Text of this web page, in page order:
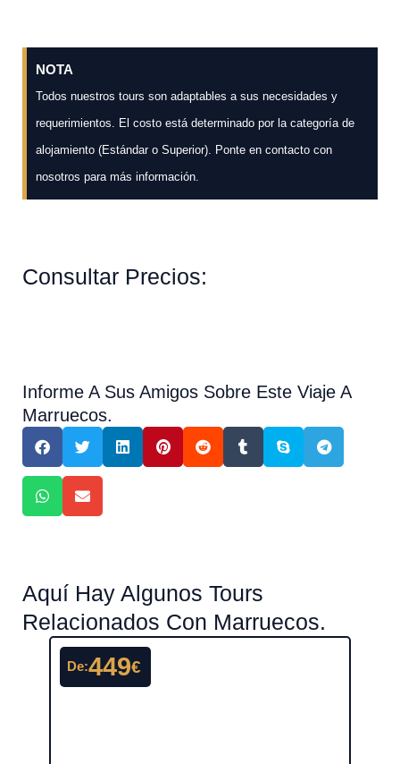
NOTA
Todos nuestros tours son adaptables a sus necesidades y
requerimientos. El costo está determinado por la categoría de
alojamiento (Estándar o Superior). Ponte en contacto con
nosotros para más información.
Consultar Precios:
Informe A Sus Amigos Sobre Este Viaje A
Marruecos.
Aquí Hay Algunos Tours
Relacionados Con Marruecos.
De:449€